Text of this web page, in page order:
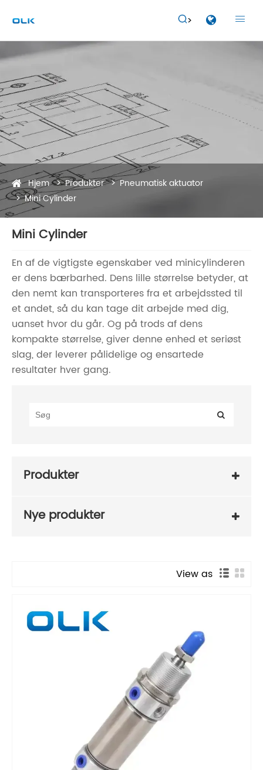
 
Hjem Produkter
Pneumatisk aktuator
Mini Cylinder
Mini Cylinder
En af de vigtigste egenskaber ved minicylinderen
er dens bærbarhed. Dens lille størrelse betyder, at
den nemt kan transporteres fra et arbejdssted til
et andet, så du kan tage dit arbejde med dig,
uanset hvor du går. Og på trods af dens
kompakte størrelse, giver denne enhed et seriøst
slag, der leverer pålidelige og ensartede
resultater hver gang.
Produkter
Nye produkter
View as